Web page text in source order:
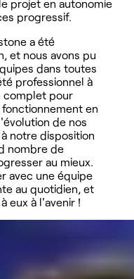
projet en autonomie
progressif.
a été
et nous avons pu
dans toutes
professionnel à
complet pour
en
de nos
notre disposition
nombre de
au mieux.
avec une équipe
au quotidien, et
eux à l'avenir !